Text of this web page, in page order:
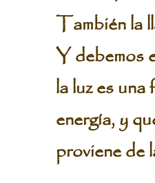
También la
Y debemos
la luz es una
energía, y
proviene de